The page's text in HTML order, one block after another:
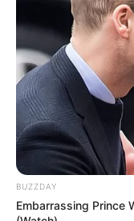
BUZZDAY
Embarrassing Prince